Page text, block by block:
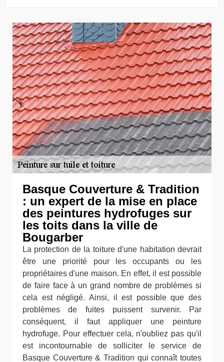
Basque Couverture & Tradition
: un expert de la mise en place
des peintures hydrofuges sur
les toits dans la ville de
Bougarber
La protection de la toiture d'une habitation devrait
être une priorité pour les occupants ou les
propriétaires d'une maison. En effet, il est possible
de faire face à un grand nombre de problèmes si
cela est négligé. Ainsi, il est possible que des
problèmes de fuites puissent survenir. Par
conséquent, il faut appliquer une peinture
hydrofuge. Pour effectuer cela, n'oubliez pas qu'il
est incontournable de solliciter le service de
Basque Couverture & Tradition qui connaît toutes